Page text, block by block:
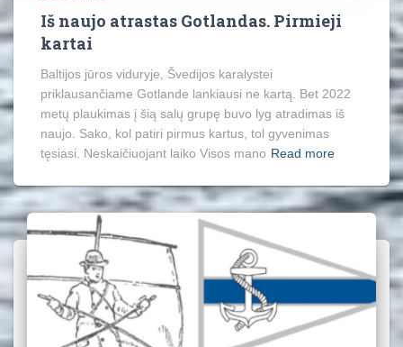
Iš naujo atrastas Gotlandas. Pirmieji
kartai
Baltijos jūros viduryje, Švedijos karalystei
priklausančiame Gotlande lankiausi ne kartą. Bet 2022
metų plaukimas į šią salų grupę buvo lyg atradimas iš
naujo. Sako, kol patiri pirmus kartus, tol gyvenimas
tęsiasi. Neskaičiuojant laiko Visos mano Read more